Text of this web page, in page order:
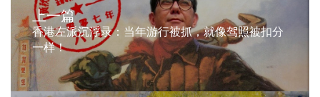
上一篇
香港左派沉浮录：当年游行被抓，就像驾照被扣分
一样！